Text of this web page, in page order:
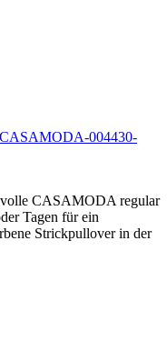
CASAMODA-004430-
CASAMODA regular
Tagen für ein
Strickpullover in der